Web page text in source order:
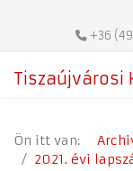
+36
Tiszaújvárosi
Ön itt van:
2021. évi